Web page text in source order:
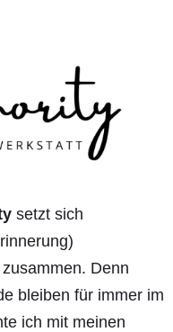
setzt sich
Denn
bleiben für immer im
ich mit meinen